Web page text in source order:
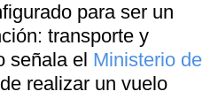
para ser un
transporte y
señala el Ministerio de
realizar un vuelo